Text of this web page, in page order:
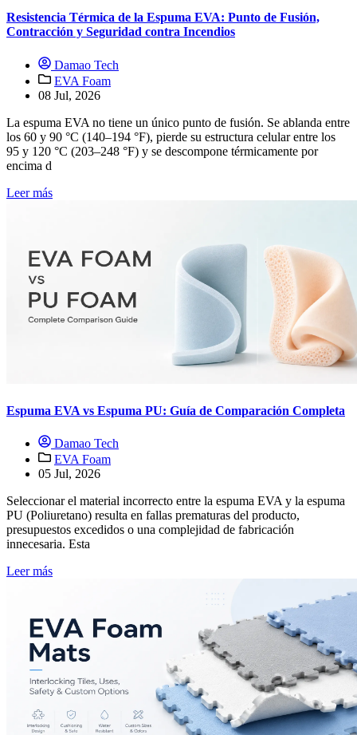
Resistencia Térmica de la Espuma EVA: Punto de Fusión,
Contracción y Seguridad contra Incendios
Damao Tech
EVA Foam
08 Jul, 2026
La espuma EVA no tiene un único punto de fusión. Se ablanda entre
los 60 y 90 °C (140–194 °F), pierde su estructura celular entre los
95 y 120 °C (203–248 °F) y se descompone térmicamente por
encima d
Leer más
Espuma EVA vs Espuma PU: Guía de Comparación Completa
Damao Tech
EVA Foam
05 Jul, 2026
Seleccionar el material incorrecto entre la espuma EVA y la espuma
PU (Poliuretano) resulta en fallas prematuras del producto,
presupuestos excedidos o una complejidad de fabricación
innecesaria. Esta
Leer más